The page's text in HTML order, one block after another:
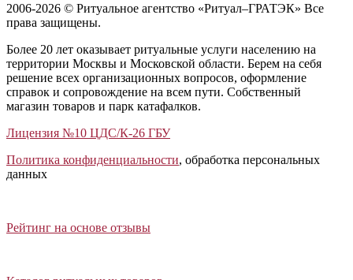
2006-2026 © Ритуальное агентство «Ритуал–ГРАТЭК» Все
права защищены.
Более 20 лет оказывает ритуальные услуги населению на
территории Москвы и Московской области. Берем на себя
решение всех организационных вопросов, оформление
справок и сопровождение на всем пути. Собственный
магазин товаров и парк катафалков.
Лицензия №10 ЦДС/К-26 ГБУ
Политика конфиденциальности, обработка персональных
данных
Рейтинг на основе отзывы